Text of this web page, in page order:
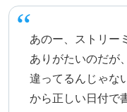
あのー、ストリー
ありがたいのだが
違ってるんじゃな
から正しい日付で